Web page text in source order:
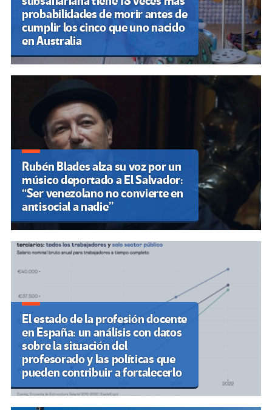
probabilidades de morir antes de
cumplir los cinco que uno nacido
en Australia
Rubén Blades alza su voz por un
músico deportado a El Salvador:
“Ser venezolano no convierte en
antisocial a nadie”
El estado de la profesión docente
en España: un análisis con datos
sobre la situación del
profesorado y las políticas que
pueden contribuir a fortalecerlo